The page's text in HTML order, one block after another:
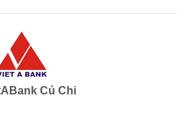
Củ Chi